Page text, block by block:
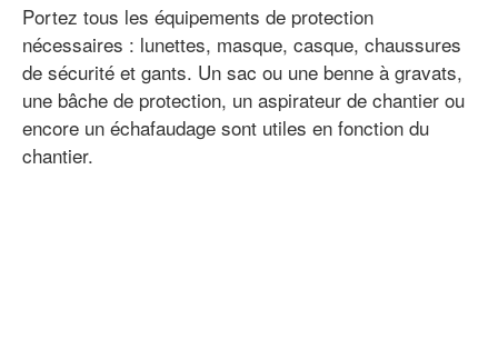
Portez tous les équipements de protection
nécessaires : lunettes, masque, casque, chaussures
de sécurité et gants. Un sac ou une benne à gravats,
une bâche de protection, un aspirateur de chantier ou
encore un échafaudage sont utiles en fonction du
chantier.